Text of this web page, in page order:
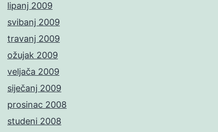
lipanj 2009
svibanj 2009
travanj 2009
ožujak 2009
veljača 2009
siječanj 2009
prosinac 2008
studeni 2008